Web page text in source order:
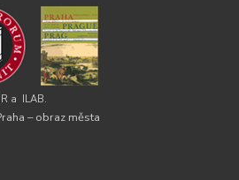
a ILAB.
– obraz města